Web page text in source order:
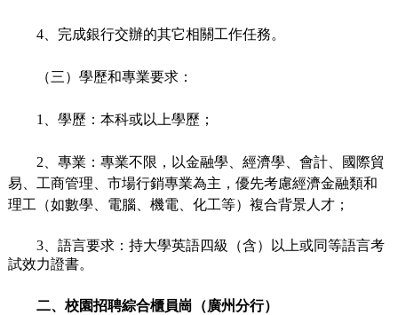
4、完成銀行交辦的其它相關工作任務。
（三）學歷和專業要求：
1、學歷：本科或以上學歷；
2、專業：專業不限，以金融學、經濟學、會計、國際貿
易、工商管理、市場行銷專業為主，優先考慮經濟金融類和
理工（如數學、電腦、機電、化工等）複合背景人才；
3、語言要求：持大學英語四級（含）以上或同等語言考
試效力證書。
二、校園招聘綜合櫃員崗（廣州分行）